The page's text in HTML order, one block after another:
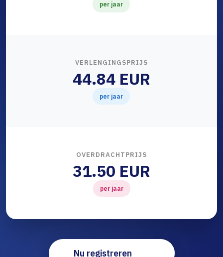
per jaar
VERLENGINGSPRIJS
44.84 EUR
per jaar
OVERDRACHTPRIJS
31.50 EUR
per jaar
Nu registreren